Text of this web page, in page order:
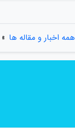
همه اخبار و مقاله ها »